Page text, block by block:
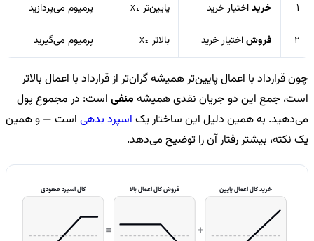
1 خریداختیار خرید پایین‌تر X₁ پرمیوم می‌پردازید
2 فروشاختیار خرید بالاتر X₂ پرمیوم می‌گیرید
چون قرارداد با اعمال پایین‌تر همیشه گران‌تر از قرارداد با اعمال بالاتر
است، جمع این دو جریان نقدی همیشه منفی است: در مجموع پول
می‌دهید. به همین دلیل این ساختار یک اسپرد بدهی است — و همین
یک نکته، بیشتر رفتار آن را توضیح می‌دهد.
خرید کال اعمال پایین
+
فروش کال اعمال بالا
=
کال اسپرد صعودی